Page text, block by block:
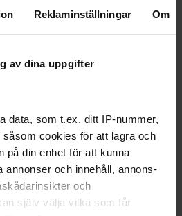
Reklaminställningar Om
av dina uppgifter
data, som t.ex. ditt IP-nummer,
cookies för att lagra och
på din enhet för att kunna
annonser och innehåll, annons-
och
själv välja vilka som får